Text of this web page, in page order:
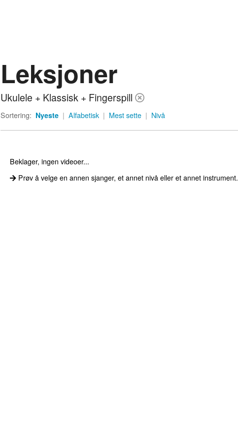
Leksjoner
Ukulele + Klassisk + Fingerspill
Sortering: Nyeste | Alfabetisk | Mest sette | Nivå
Beklager, ingen videoer...
Prøv å velge en annen sjanger, et annet nivå eller et annet instrument.